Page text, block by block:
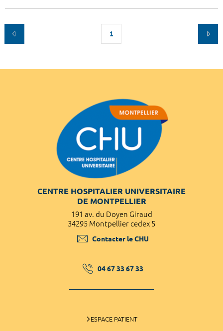
1
CENTRE HOSPITALIER UNIVERSITAIRE
DE MONTPELLIER
191 av. du Doyen Giraud
34295 Montpellier cedex 5
Contacter le CHU
04 67 33 67 33
ESPACE PATIENT